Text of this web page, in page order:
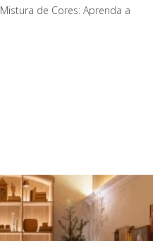
Mistura de Cores: Aprenda a